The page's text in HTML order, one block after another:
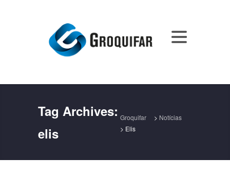
Tag Archives:
elis
Groquifar > Notícias
> Elis